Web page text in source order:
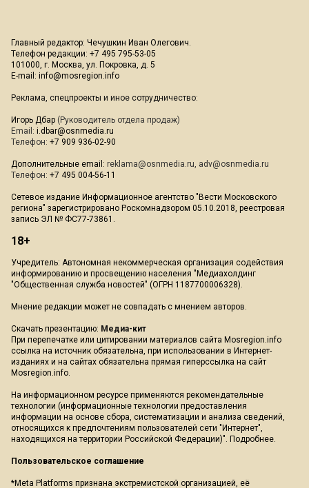
Главный редактор: Чечушкин Иван Олегович.
Телефон редакции: +7 495 795-53-05
101000, г. Москва, ул. Покровка, д. 5
E-mail: info@mosregion.info
Реклама, спецпроекты и иное сотрудничество:
Игорь Дбар (Руководитель отдела продаж)
Email: i.dbar@osnmedia.ru
Телефон: +7 909 936-02-90
Дополнительные email: reklama@osnmedia.ru, adv@osnmedia.ru
Телефон: +7 495 004-56-11
Сетевое издание Информационное агентство "Вести Московского
региона" зарегистрировано Роскомнадзором 05.10.2018, реестровая
запись ЭЛ № ФС77-73861.
18+
Учредитель: Автономная некоммерческая организация содействия
информированию и просвещению населения "Медиахолдинг
"Общественная служба новостей" (ОГРН 1187700006328).
Мнение редакции может не совпадать с мнением авторов.
Скачать презентацию: Медиа-кит
При перепечатке или цитировании материалов сайта Mosregion.info
ссылка на источник обязательна, при использовании в Интернет-
изданиях и на сайтах обязательна прямая гиперссылка на сайт
Mosregion.info.
На информационном ресурсе применяются рекомендательные
технологии (информационные технологии предоставления
информации на основе сбора, систематизации и анализа сведений,
относящихся к предпочтениям пользователей сети "Интернет",
находящихся на территории Российской Федерации)". Подробнее.
Пользовательское соглашение
*Meta Platforms признана экстремистской организацией, её